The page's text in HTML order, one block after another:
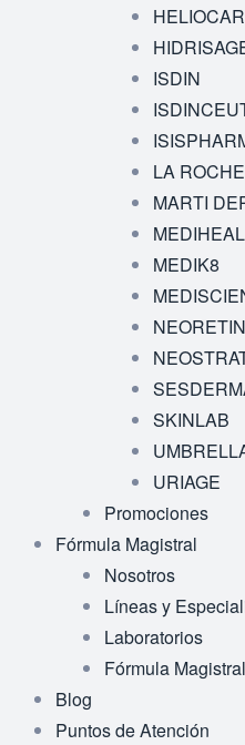
ISDIN
LA
MARTI
MEDIK8
NEORETIN
SKINLAB
URIAGE
Promociones
Fórmula Magistral
Nosotros
Líneas y
Laboratorios
Fórmula Magistral
Blog
Puntos de Atención